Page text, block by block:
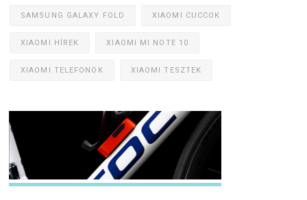
SAMSUNG GALAXY FOLD XIAOMI CUCCOK
XIAOMI HÍREK XIAOMI MI NOTE 10
XIAOMI TELEFONOK XIAOMI TESZTEK